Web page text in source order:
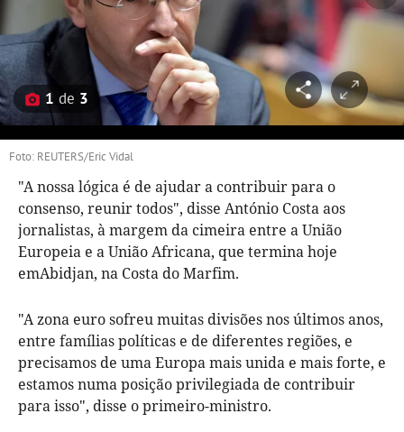
1 de 3
Foto: REUTERS/Eric Vidal
"A nossa lógica é de ajudar a contribuir para o
consenso, reunir todos", disse António Costa aos
jornalistas, à margem da cimeira entre a União
Europeia e a União Africana, que termina hoje
emAbidjan, na Costa do Marfim.
"A zona euro sofreu muitas divisões nos últimos anos,
entre famílias políticas e de diferentes regiões, e
precisamos de uma Europa mais unida e mais forte, e
estamos numa posição privilegiada de contribuir
para isso", disse o primeiro-ministro.